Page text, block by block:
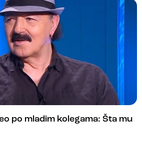
po mladim kolegama: Šta mu